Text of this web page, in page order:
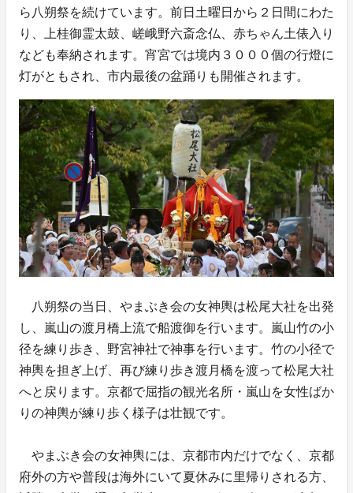
ら八朔祭を続けています。前日土曜日から２日間にわた
り、上桂御霊太鼓、嵯峨野六斎念仏、赤ちゃん土俵入り
なども奉納されます。宵宮では境内３０００個の行燈に
灯がともされ、市内最後の盆踊りも開催されます。
八朔祭の当日、やまぶき会の女神輿は松尾大社を出発
し、嵐山の渡月橋上流で船渡御を行います。嵐山竹の小
径を練り歩き、野宮神社で神事を行います。竹の小径で
神輿を担ぎ上げ、再び練り歩き渡月橋を渡って松尾大社
へと戻ります。京都で屈指の観光名所・嵐山を女性ばか
りの神輿が練り歩く様子は壮観です。
やまぶき会の女神輿には、京都市内だけでなく、京都
府外の方や普段は海外にいて夏休みに里帰りされる方、